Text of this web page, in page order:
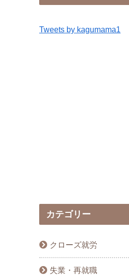
Tweets by kagumama1
カテゴリー
クローズ就労
失業・再就職